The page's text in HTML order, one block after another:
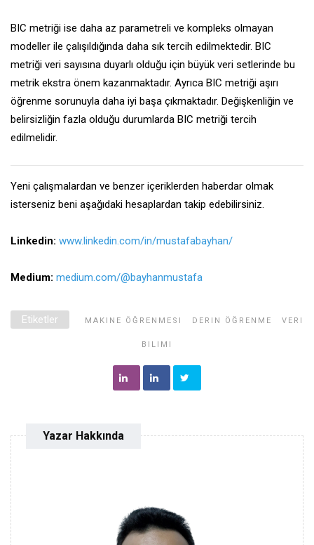
BIC metriği ise daha az parametreli ve kompleks olmayan
modeller ile çalışıldığında daha sık tercih edilmektedir. BIC
metriği veri sayısına duyarlı olduğu için büyük veri setlerinde bu
metrik ekstra önem kazanmaktadır. Ayrıca BIC metriği aşırı
öğrenme sorunuyla daha iyi başa çıkmaktadır. Değişkenliğin ve
belirsizliğin fazla olduğu durumlarda BIC metriği tercih
edilmelidir.
Yeni çalışmalardan ve benzer içeriklerden haberdar olmak
isterseniz beni aşağıdaki hesaplardan takip edebilirsiniz.
Linkedin: www.linkedin.com/in/mustafabayhan/
Medium: medium.com/@bayhanmustafa
Etiketler MAKINE ÖĞRENMESI DERIN ÖĞRENME VERI
BILIMI
Yazar Hakkında